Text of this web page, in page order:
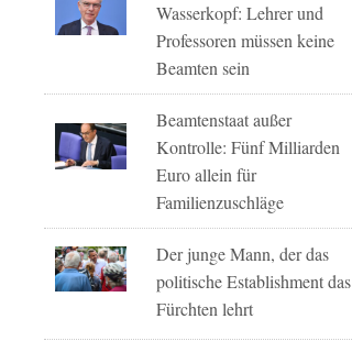
Wasserkopf: Lehrer und
Professoren müssen keine
Beamten sein
Beamtenstaat außer
Kontrolle: Fünf Milliarden
Euro allein für
Familienzuschläge
Der junge Mann, der das
politische Establishment das
Fürchten lehrt